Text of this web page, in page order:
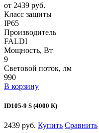
от 2439 руб.
Класс защиты
IP65
Производитель
FALDI
Мощность, Вт
9
Световой поток, лм
990
В корзину
ID105-9 S (4000 К)
2439 руб. Купить Сравнить